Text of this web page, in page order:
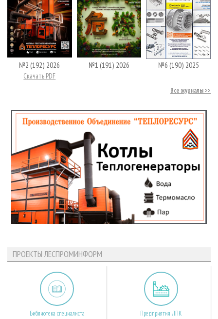
№2 (192) 2026
Скачать PDF
№1 (191) 2026 №6 (190) 2025
Все журналы
ПРОЕКТЫ ЛЕСПРОМИНФОРМ
Библиотека специалиста Предприятия ЛПК